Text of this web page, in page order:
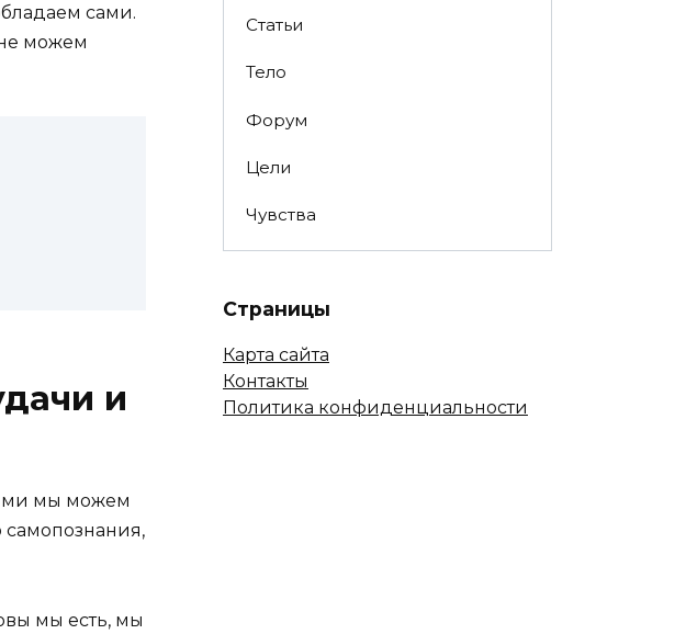
сами.
можем
и
мы можем
самопознания,
мы есть, мы
Статьи
Тело
Форум
Цели
Чувства
Страницы
Карта сайта
Контакты
Политика конфиденциальности